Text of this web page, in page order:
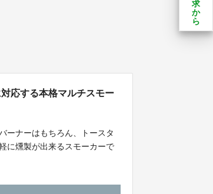
応する本格マルチスモー
ーナーはもちろん、トースタ
に燻製が出来るスモーカーで
求
か
ら